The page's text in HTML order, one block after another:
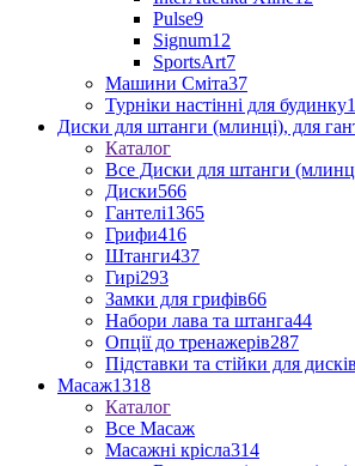
Pulse9
Signum12
SportsArt7
Машини Сміта37
Турніки настінні для будинку
Диски для штанги (млинці), для
Каталог
Все Диски для штанги
Диски566
Гантелі1365
Грифи416
Штанги437
Гирі293
Замки для грифів66
Набори лава та штанга44
Опції до тренажерів287
Підставки та стійки для дисків
Масаж1318
Каталог
Все Масаж
Масажні крісла314